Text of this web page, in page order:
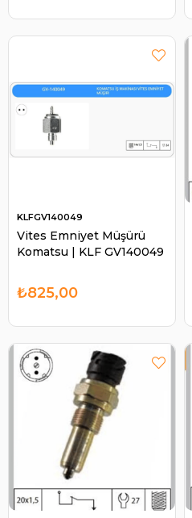
Vites Emniyet Müşürü
Komatsu | KLF GV140049
KLFGV140049
₺825,00